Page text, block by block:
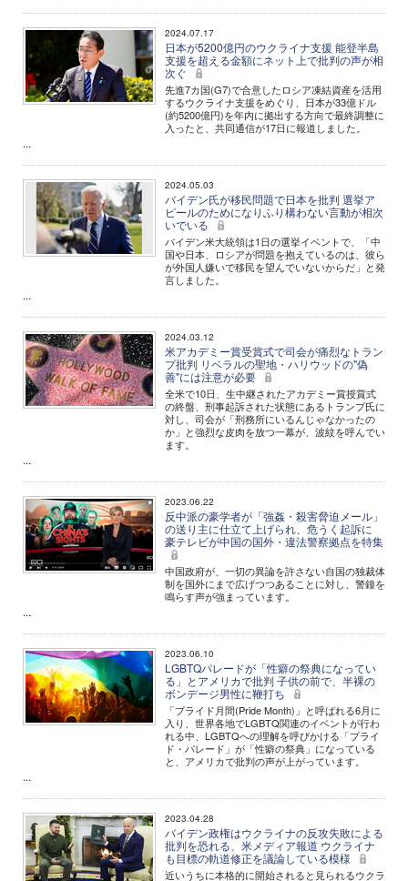
2024.07.17
日本が5200億円のウクライナ支援 能登半島
支援を超える金額にネット上で批判の声が相
次ぐ
先進7カ国(G7)で合意したロシア凍結資産を活用
するウクライナ支援をめぐり、日本が33億ドル
(約5200億円)を年内に拠出する方向で最終調整に
入ったと、共同通信が17日に報道しました。
...
2024.05.03
バイデン氏が移民問題で日本を批判 選挙ア
ピールのためになりふり構わない言動が相次
いでいる
バイデン米大統領は1日の選挙イベントで、「中
国や日本、ロシアが問題を抱えているのは、彼ら
が外国人嫌いで移民を望んでいないからだ」と発
言しました。
...
2024.03.12
米アカデミー賞受賞式で司会が痛烈なトラン
プ批判 リベラルの聖地・ハリウッドの"偽
善"には注意が必要
全米で10日、生中継されたアカデミー賞授賞式
の終盤、刑事起訴された状態にあるトランプ氏に
対し、司会が「刑務所にいるんじゃなかったの
か」と強烈な皮肉を放つ一幕が、波紋を呼んでい
ます。
...
2023.06.22
反中派の豪学者が「強姦・殺害脅迫メール」
の送り主に仕立て上げられ、危うく起訴に
豪テレビが中国の国外・違法警察拠点を特集
中国政府が、一切の異論を許さない自国の独裁体
制を国外にまで広げつつあることに対し、警鐘を
鳴らす声が強まっています。
...
2023.06.10
LGBTQパレードが「性癖の祭典になってい
る」とアメリカで批判 子供の前で、半裸の
ボンデージ男性に鞭打ち
「プライド月間(Pride Month)」と呼ばれる6月に
入り、世界各地でLGBTQ関連のイベントが行わ
れる中、LGBTQへの理解を呼びかける「プライ
ド・パレード」が「性癖の祭典」になっている
と、アメリカで批判の声が上がっています。
...
2023.04.28
バイデン政権はウクライナの反攻失敗による
批判を恐れる、米メディア報道 ウクライナ
も目標の軌道修正を議論している模様
近いうちに本格的に開始されると見られるウクラ